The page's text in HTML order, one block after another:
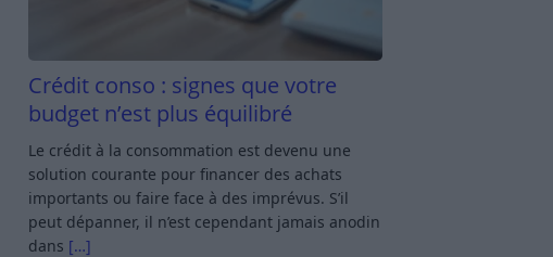
Crédit conso : signes que votre
budget n’est plus équilibré
Le crédit à la consommation est devenu une
solution courante pour financer des achats
importants ou faire face à des imprévus. S’il
peut dépanner, il n’est cependant jamais anodin
dans […]